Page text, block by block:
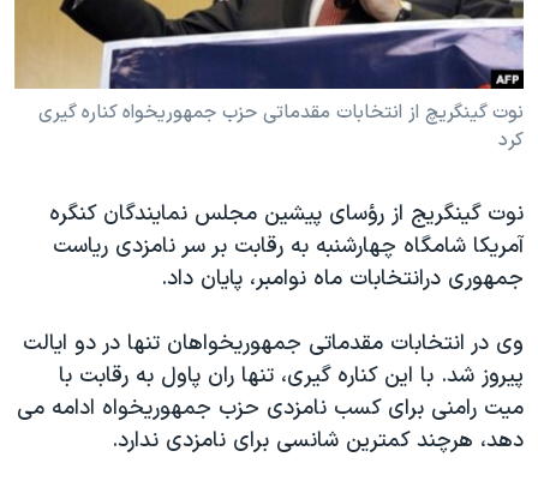
فرهنگ و زندگی
حقوق شهروندی
اقتصادی
گالری عکس
آرشیو پخش زنده
مستندها
انتخابات ریاست جمهوری آمریکا ۲۰۲۴
حمله جمهوری اسلامی به اسرائیل
اعتراضات زن، زندگی، آزادی
مجموعه مستندهای دادخواهی
دادگاه حمید نوری
چهل سال گروگان‌گیری
قانون شفافیت دارائی کادر رهبری ایران
دنبال کنید
نوت گينگريچ از انتخابات مقدماتی حزب جمهوريخواه کناره گيری
کرد
نوت گينگريج از رؤسای پيشين مجلس نمايندگان کنگره
آمريکا شامگاه چهارشنبه به رقابت بر سر نامزدی رياست
جمهوری درانتخابات ماه نوامبر، پايان داد.
وی در انتخابات مقدماتی جمهوريخواهان تنها در دو ايالت
پيروز شد. با اين کناره گيری، تنها ران پاول به رقابت با
ميت رامنی برای کسب نامزدی حزب جمهوريخواه ادامه می
دهد، هرچند کمترين شانسی برای نامزدی ندارد.